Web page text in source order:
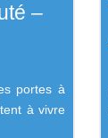
–
portes à
à vivre